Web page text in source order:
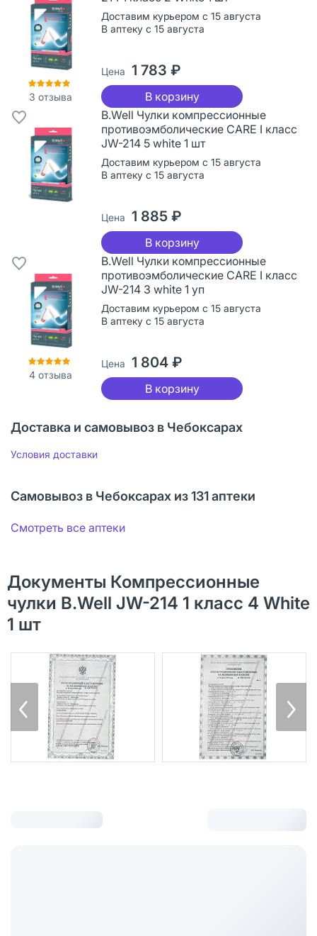
3 отзыва
Доставим курьером с 15 августа
В аптеку с 15 августа
Цена 1 783 ₽
В корзину
B.Well Чулки компрессионные
противоэмболические CARE I класс
JW-214 5 white 1 шт
Доставим курьером с 15 августа
В аптеку с 15 августа
Цена 1 885 ₽
В корзину
4отзыва
B.Well Чулки компрессионные
противоэмболические CARE I класс
JW-214 3 white 1 уп
Доставим курьером с 15 августа
В аптеку с 15 августа
Цена 1 804 ₽
В корзину
Доставка и самовывоз в Чебоксарах
Условия доставки
Самовывоз в Чебоксарах из 131 аптеки
Смотреть все аптеки
Документы Компрессионные
чулки B.Well JW-214 1 класс 4 White
1 шт